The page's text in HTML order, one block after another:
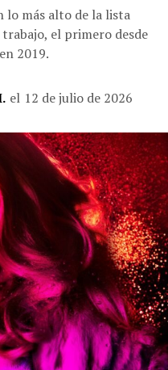
lo más alto de la lista
el primero desde
2019.
el 12 de julio de 2026